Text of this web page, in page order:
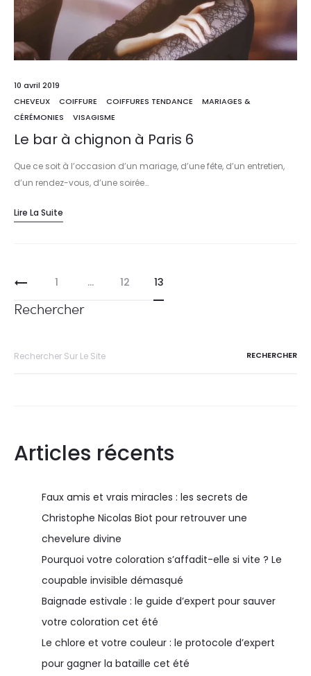
10 avril 2019
CHEVEUX
COIFFURE COIFFURES TENDANCE
MARIAGES &
CÉRÉMONIES
VISAGISME
Le bar à chignon à Paris 6
Que ce soit à l’occasion d’un mariage, d’une fête, d’un entretien,
d’un rendez-vous, d’une soirée…
Lire La Suite
1 … 12 13
Rechercher
Articles récents
Faux amis et vrais miracles : les secrets de
Christophe Nicolas Biot pour retrouver une
chevelure divine
Pourquoi votre coloration s’affadit-elle si vite ? Le
coupable invisible démasqué
Baignade estivale : le guide d’expert pour sauver
votre coloration cet été
Le chlore et votre couleur : le protocole d’expert
pour gagner la bataille cet été